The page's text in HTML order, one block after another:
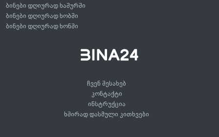
ჩვენ შესახებ
კონტაქტი
ინსტრუქცია
ხშირად დასმული კითხვები
ბინები დღიურად ხაშურში
ბინები დღიურად ხობში
ბინები დღიურად ხონში